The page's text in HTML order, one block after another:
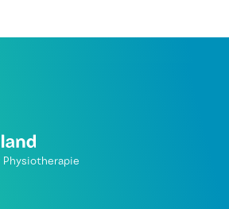
Physiotherapie